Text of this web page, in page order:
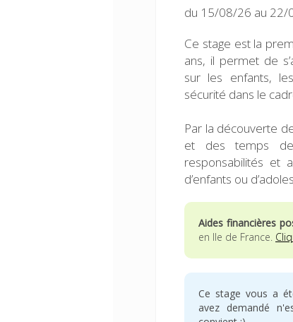
du 15/08/26 au 22/
Ce stage est la
ans, il permet de
sur les enfants,
sécurité dans le
Par la découverte
et des temps
responsabilités et
d’enfants ou
Aides financières
en Ile de France.
Ce stage vous a
avez demandé